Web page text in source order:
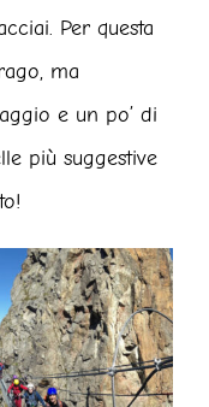
Per questa
ma
e un po’ di
più suggestive